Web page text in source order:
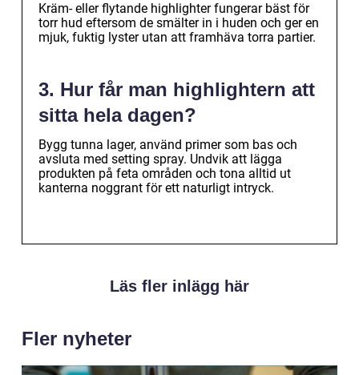
Kräm- eller flytande highlighter fungerar bäst för
torr hud eftersom de smälter in i huden och ger en
mjuk, fuktig lyster utan att framhäva torra partier.
3. Hur får man highlightern att
sitta hela dagen?
Bygg tunna lager, använd primer som bas och
avsluta med setting spray. Undvik att lägga
produkten på feta områden och tona alltid ut
kanterna noggrant för ett naturligt intryck.
Läs fler inlägg här
Fler nyheter